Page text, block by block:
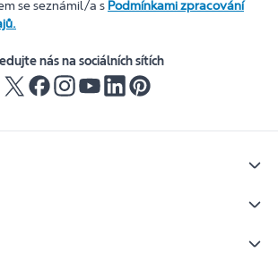
se seznámil/a s Podmínkami zpracování
nás na sociálních sítích